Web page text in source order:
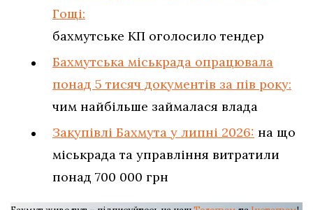
Гощі:
бахмутське КП оголосило тендер
Бахмутська міськрада опрацювала
понад 5 тисяч документів за пів року:
чим найбільше займалася влада
Закупівлі Бахмута у липні 2026: на що
міськрада та управління витратили
понад 700 000 грн